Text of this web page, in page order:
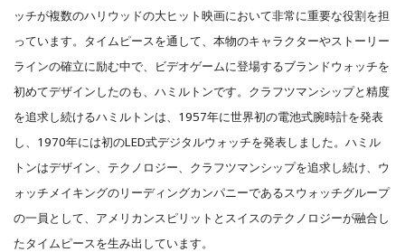
ッチが複数のハリウッドの大ヒット映画において非常に重要な役割を担
っています。タイムピースを通して、本物のキャラクターやストーリー
ラインの確立に励む中で、ビデオゲームに登場するブランドウォッチを
初めてデザインしたのも、ハミルトンです。クラフツマンシップと精度
を追求し続けるハミルトンは、1957年に世界初の電池式腕時計を発表
し、1970年には初のLED式デジタルウォッチを発表しました。ハミル
トンはデザイン、テクノロジー、クラフツマンシップを追求し続け、ウ
ォッチメイキングのリーディングカンパニーであるスウォッチグループ
の一員として、アメリカンスピリットとスイスのテクノロジーが融合し
たタイムピースを生み出しています。